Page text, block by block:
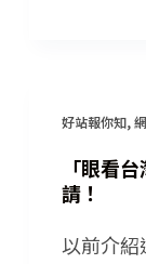
好站報你知,
「眼看
請！
以前介